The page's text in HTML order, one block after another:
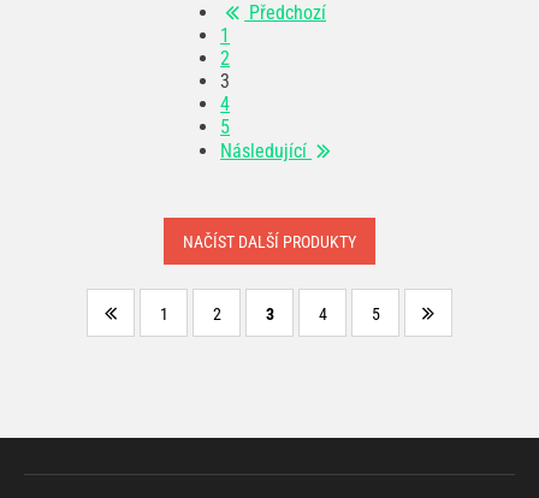
Předchozí
1
2
3
4
5
Následující
NAČÍST DALŠÍ PRODUKTY
1 2 3 4 5